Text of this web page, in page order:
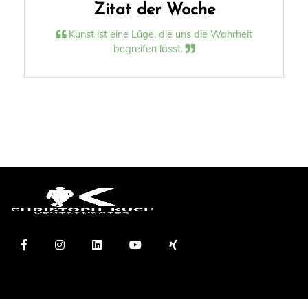
Zitat der Woche
Kunst ist eine Lüge, die uns die Wahrheit
begreifen lässt.